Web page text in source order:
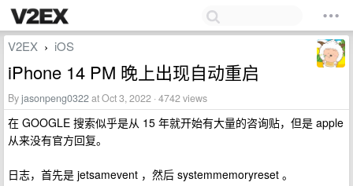
V2EX › iOS
iPhone 14 PM 晚上出现自动重启
Byjasonpeng0322at Oct 3, 2022 · 4742 views
在 GOOGLE 搜索似乎是从 15 年就开始有大量的咨询贴，但是 apple
从来没有官方回复。
日志，首先是 jetsamevent ，然后 systemmemoryreset 。